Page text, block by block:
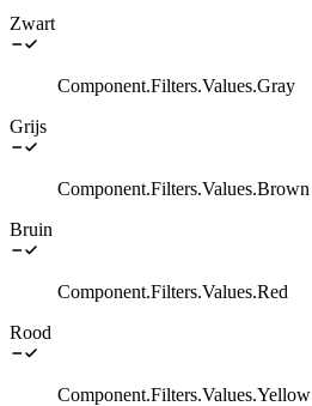
Zwart
Component.Filters.Values.Gray
Grijs
Component.Filters.Values.Brown
Bruin
Component.Filters.Values.Red
Rood
Component.Filters.Values.Yellow